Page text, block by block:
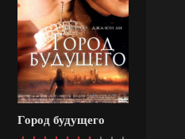
Город будущего